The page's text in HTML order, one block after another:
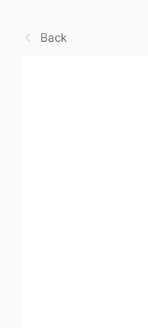
Back